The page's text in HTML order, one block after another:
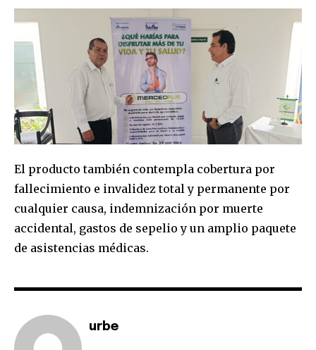
El producto también contempla cobertura por
fallecimiento e invalidez total y permanente por
cualquier causa, indemnización por muerte
accidental, gastos de sepelio y un amplio paquete
de asistencias médicas.
urbe